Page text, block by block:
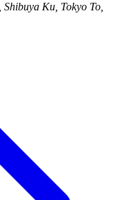
Ku, Tokyo To,